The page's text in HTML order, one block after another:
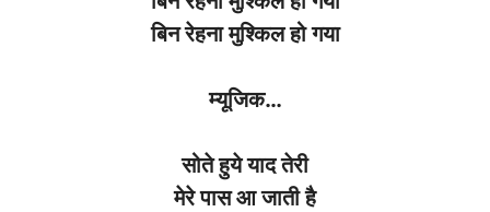
बिन रेहना मुश्किल हो गया
म्यूजिक…
सोते हुये याद तेरी
मेरे पास आ जाती है